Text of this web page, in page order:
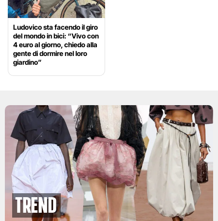
Ludovico sta facendo il giro
del mondo in bici: “Vivo con
4 euro al giorno, chiedo alla
gente di dormire nel loro
giardino”
Trend